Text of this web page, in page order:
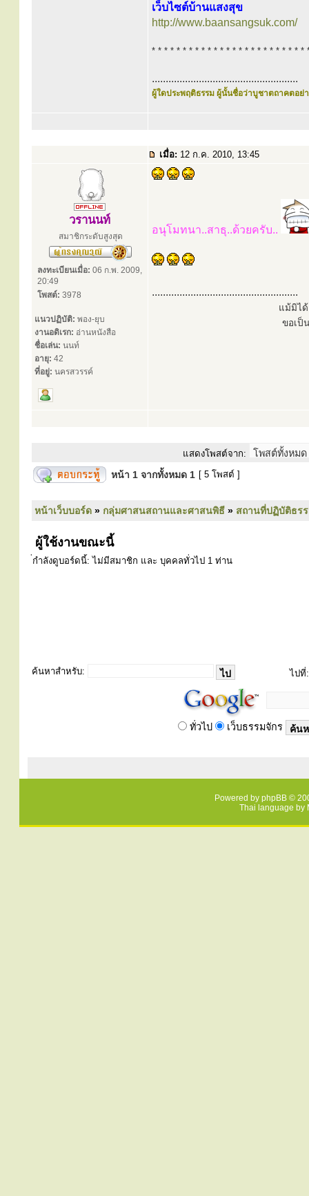
เว็บไซต์บ้านแสงสุข
http://www.baansangsuk.com/
* * * * * * * * * * * * * * * * * * * * * * * * *
.....................................................
ผู้ใดประพฤติธรรม ผู้นั้นชื่อว่าบูชาตถาคตอย่า
เมื่อ: 12 ก.ค. 2010, 13:45
วรานนท์
สมาชิกระดับสูงสุด
ลงทะเบียนเมื่อ: 06 ก.พ. 2009,
20:49
โพสต์: 3978
แนวปฏิบัติ: พอง-ยุบ
งานอดิเรก: อ่านหนังสือ
ชื่อเล่น: นนท์
อายุ: 42
ที่อยู่: นครสวรรค์
อนุโมทนา..สาธุ..ด้วยครับ..
.....................................................
แม้มิได้
ขอเป็
แสดงโพสต์จาก:
หน้า 1 จากทั้งหมด 1 [ 5 โพสต์ ]
หน้าเว็บบอร์ด » กลุ่มศาสนสถานและศาสนพิธี » สถานที่ปฏิบัติธร
ผู้ใช้งานขณะนี้
่กำลังดูบอร์ดนี้: ไม่มีสมาชิก และ บุคคลทั่วไป 1 ท่าน
ค้นหาสำหรับ: ไปที่:
ทั่วไป เว็บธรรมจักร
Powered by phpBB ©
Thai language by